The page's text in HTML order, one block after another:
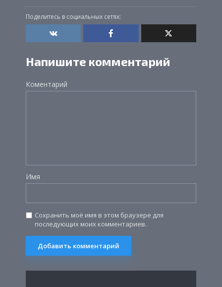
Поделитесь в социальных сетях:
Напишите комментарий
Коментарий
Имя
Сохранить моё имя в этом браузере для
последующих моих комментариев.